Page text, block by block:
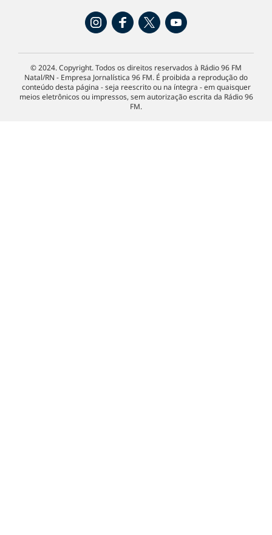
© 2024. Copyright. Todos os direitos reservados à Rádio 96 FM
Natal/RN - Empresa Jornalística 96 FM. É proibida a reprodução do
conteúdo desta página - seja reescrito ou na íntegra - em quaisquer
meios eletrônicos ou impressos, sem autorização escrita da Rádio 96
FM.